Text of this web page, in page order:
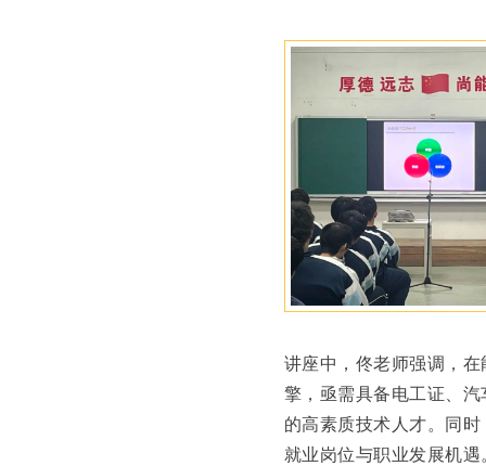
讲座中，佟老师强调，
擎，亟需具备电工证、
的高素质技术人才。同
就业岗位与职业发展机